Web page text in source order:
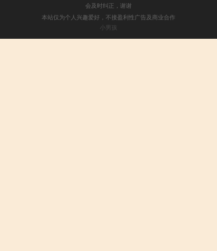
会及时纠正，谢谢
本站仅为个人兴趣爱好，不接盈利性广告及商业合作
小男孩